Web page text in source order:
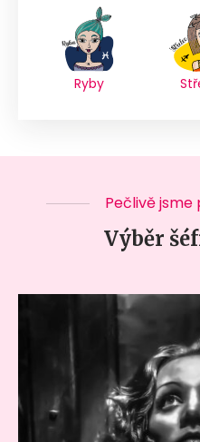
Ryby
Pečlivě
Výběr